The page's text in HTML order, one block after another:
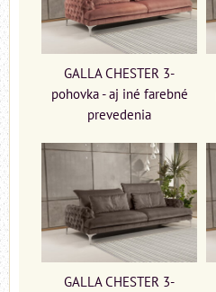
GALLA CHESTER 3-
pohovka - aj iné farebné
prevedenia
GALLA CHESTER 3-